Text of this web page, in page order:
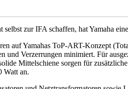
selbst zur IFA schaffen, hat Yamaha eine
auf Yamahas ToP-ART-Konzept
und Verzerrungen minimiert. Für
Mittelschiene sorgen für
Watt an.